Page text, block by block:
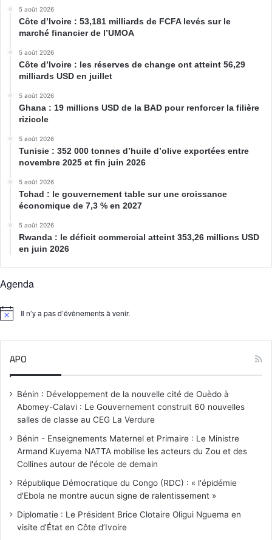
5 août 2026
Côte d’Ivoire : 53,181 milliards de FCFA levés sur le
marché financier de l’UMOA
5 août 2026
Côte d’Ivoire : les réserves de change ont atteint 56,29
milliards USD en juillet
5 août 2026
Ghana : 19 millions USD de la BAD pour renforcer la filière
rizicole
5 août 2026
Tunisie : 352 000 tonnes d’huile d’olive exportées entre
novembre 2025 et fin juin 2026
5 août 2026
Tchad : le gouvernement table sur une croissance
économique de 7,3 % en 2027
5 août 2026
Rwanda : le déficit commercial atteint 353,26 millions USD
en juin 2026
Agenda
N
Il n’y a pas d’évènements à venir.
APO
Bénin : Développement de la nouvelle cité de Ouèdo à
Abomey-Calavi : Le Gouvernement construit 60 nouvelles
salles de classe au CEG La Verdure
Bénin - Enseignements Maternel et Primaire : Le Ministre
Armand Kuyema NATTA mobilise les acteurs du Zou et des
Collines autour de l'école de demain
République Démocratique du Congo (RDC) : « l'épidémie
d'Ebola ne montre aucun signe de ralentissement »
Diplomatie : Le Président Brice Clotaire Oligui Nguema en
visite d’État en Côte d’Ivoire